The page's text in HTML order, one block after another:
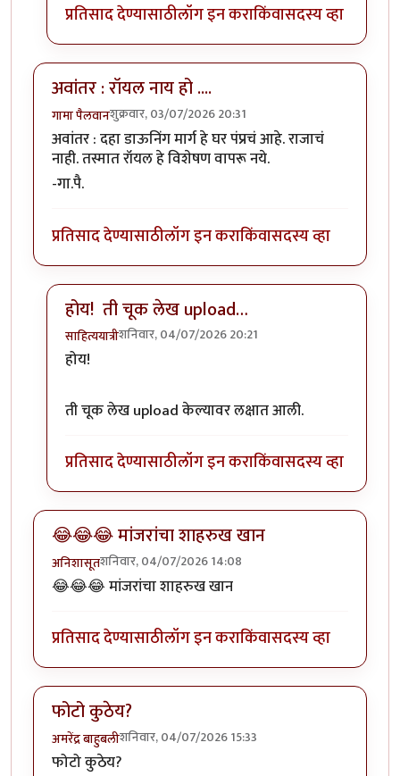
प्रतिसाद देण्यासाठीलॉग इन कराकिंवासदस्य व्हा
अवांतर : रॉयल नाय हो ....
गामा पैलवानशुक्रवार, 03/07/2026 20:31
अवांतर : दहा डाऊनिंग मार्ग हे घर पंप्रचं आहे. राजाचं
नाही. तस्मात रॉयल हे विशेषण वापरू नये.
-गा.पै.
प्रतिसाद देण्यासाठीलॉग इन कराकिंवासदस्य व्हा
होय! ती चूक लेख upload…
साहित्ययात्रीशनिवार, 04/07/2026 20:21
In reply to
होय!
ती चूक लेख upload केल्यावर लक्षात आली.
प्रतिसाद देण्यासाठीलॉग इन कराकिंवासदस्य व्हा
😂😂😂 मांजरांचा शाहरुख खान
अनिशासूतशनिवार, 04/07/2026 14:08
😂😂😂 मांजरांचा शाहरुख खान
प्रतिसाद देण्यासाठीलॉग इन कराकिंवासदस्य व्हा
फोटो कुठेय?
अमरेंद्र बाहुबलीशनिवार, 04/07/2026 15:33
फोटो कुठेय?